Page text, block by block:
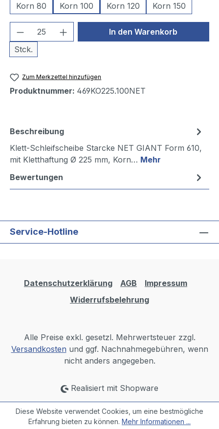
Korn 80
Korn 100 Korn 120 Korn 150
Produkt Anzahl: Gib den
Stck.
In den Warenkorb
Zum Merkzettel hinzufügen
Produktnummer: 469KO225.100NET
Beschreibung
Klett-Schleifscheibe Starcke NET GIANT Form 610,
mit Kletthaftung Ø 225 mm, Korn… Mehr
Bewertungen
Service-Hotline
Datenschutzerklärung AGB
Impressum
Widerrufsbelehrung
Alle Preise exkl. gesetzl. Mehrwertsteuer zzgl.
Versandkosten und ggf. Nachnahmegebühren, wenn
nicht anders angegeben.
Realisiert mit Shopware
Diese Website verwendet Cookies, um eine bestmögliche
Erfahrung bieten zu können. Mehr Informationen ...